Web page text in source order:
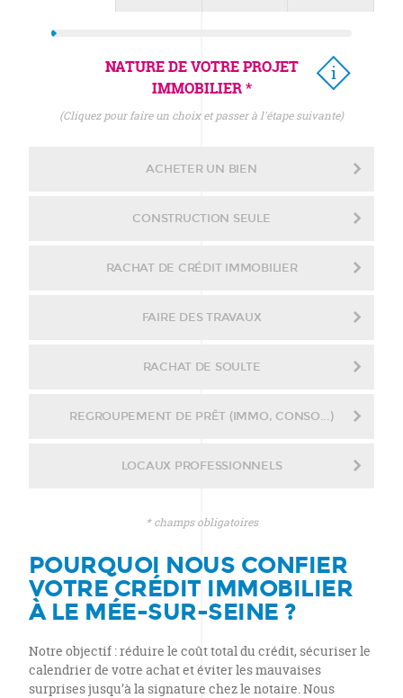
NATURE DE VOTRE PROJET
IMMOBILIER *
(cliquez pour faire un choix et passer à l'étape suivante)
ACHETER UN BIEN
CONSTRUCTION SEULE
RACHAT DE CRÉDIT IMMOBILIER
FAIRE DES TRAVAUX
RACHAT DE SOULTE
REGROUPEMENT DE PRÊT (IMMO, CONSO...)
LOCAUX PROFESSIONNELS
* champs obligatoires
POURQUOI NOUS CONFIER
VOTRE CRÉDIT IMMOBILIER
À LE MÉE-SUR-SEINE ?
Notre objectif : réduire le coût total du crédit, sécuriser le
calendrier de votre achat et éviter les mauvaises
surprises jusqu’à la signature chez le notaire. Nous